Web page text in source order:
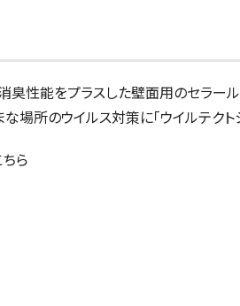
臭性能をプラスした壁面用のセラール
場所のウイルス対策に「ウイルテクト
ら